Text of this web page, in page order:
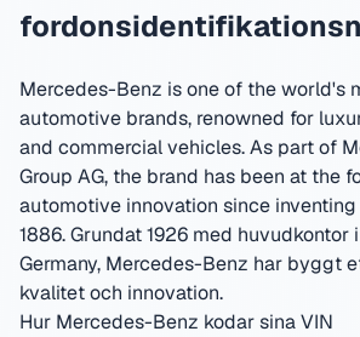
Mercedes-Benz is one of the world's
automotive brands, renowned for
and commercial vehicles. As part of
Group AG, the brand has been at the
automotive innovation since
1886.Grundat 1926 med huvudkontor
Germany, Mercedes-Benz har byggt
kvalitet och innovation.
Hur Mercedes-Benz kodar sina VIN